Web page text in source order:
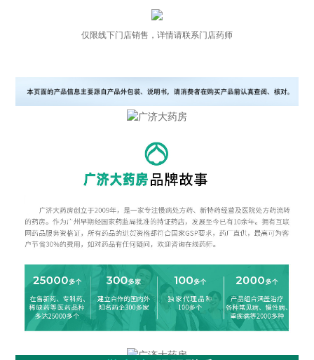
仅限线下门店销售，详情请联系门店药师